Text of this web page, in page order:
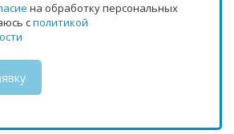
на обработку персональных
сполитикой